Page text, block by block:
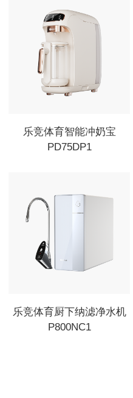
乐竞体育智能冲奶宝
PD75DP1
乐竞体育厨下纳滤净水机
P800NC1